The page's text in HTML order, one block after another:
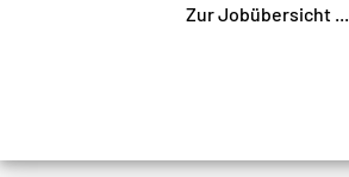
Zur Jobübersicht ...